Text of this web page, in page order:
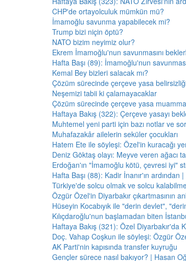
CHP'de ortayolculuk mümkün mü?
İmamoğlu savunma yapabilecek mi?
Trump bizi niçin öptü?
NATO bizim neyimiz olur?
Ekrem İmamoğlu'nun savunmasını
Hafta Başı (89): İmamoğlu'nun
Kemal Bey bizleri salacak mı?
Çözüm sürecinde çerçeve yasa
Neşemizi tabii ki çalamayacaklar
Çözüm sürecinde çerçeve yasa
Haftaya Bakış (322): Çerçeve yasayı
Muhtemel yeni parti için bazı notlar ve
Muhafazakâr ailelerin seküler çocukları
Hatem Ete ile söyleşi: Özel'in kuracağı
Deniz Göktaş olayı: Meyve veren ağacı
Erdoğan'ın "İmamoğlu kötü, çevresi iyi"
Hafta Başı (88): Kadir İnanır'ın
Türkiye'de solcu olmak ve solcu
Özgür Özel'in Diyarbakır çıkartmasının
Hüseyin Kocabıyık ile "derin devlet",
Kılıçdaroğlu'nun başlamadan biten
Haftaya Bakış (321): Özel Diyarbakır'da
Doç. Vahap Coşkun ile söyleşi: Özgür
AK Parti'nin kapısında transfer kuyruğu
Gençler sürece nasıl bakıyor? | Hasan